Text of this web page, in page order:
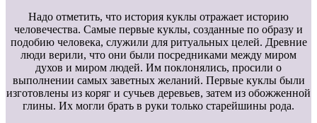
Надо отметить, что история куклы отражает историю
человечества. Самые первые куклы, созданные по образу и
подобию человека, служили для ритуальных целей. Древние
люди верили, что они были посредниками между миром
духов и миром людей. Им поклонялись, просили о
выполнении самых заветных желаний. Первые куклы были
изготовлены из коряг и сучьев деревьев, затем из обожженной
глины. Их могли брать в руки только старейшины рода.